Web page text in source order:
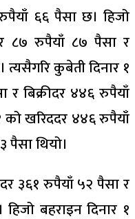
६६ पैसा छ। हिजो
८७ रुपैयाँ ८७ पैसा र
त्यसैगरि कुबेती दिनार १
बिक्रीदर ४४६ रुपैयाँ
को खरिददर ४४६ रुपैयाँ
पैसा थियो।
३६१ रुपैयाँ ५२ पैसा र
बहराइन दिनार १